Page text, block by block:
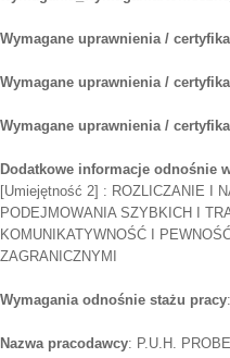
Wymagane uprawnienia /
Wymagane uprawnienia /
Wymagane uprawnienia /
Dodatkowe informacje odnośnie
[Umiejętność 2] : ROZLICZANIE I
PODEJMOWANIA SZYBKICH I
KOMUNIKATYWNOŚĆ I
ZAGRANICZNYMI
Wymagania odnośnie stażu pracy
Nazwa pracodawcy: P.U.H.